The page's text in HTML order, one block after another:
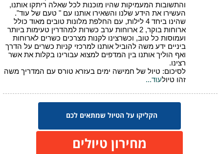
הקליקו על הטיול שמתאים לכם
מחירון טיולים